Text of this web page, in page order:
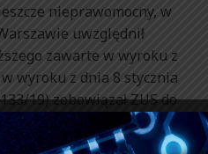
nieprawomocny, w
uwzględnił
zawarte w wyroku z
wyroku z dnia 8 stycznia
19) zobowiązał ZUS do
emerytury z